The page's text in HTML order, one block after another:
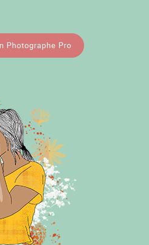
Photographe Pro